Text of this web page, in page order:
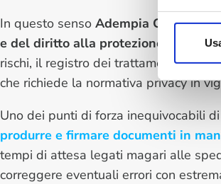
In questo senso Adempia Completa,
e del diritto alla protezione dei
rischi, il registro dei trattamenti e
che richiede la normativa privacy in
Uno dei punti di forza inequivocabili
produrre e firmare documenti in
tempi di attesa legati magari alle
correggere eventuali errori con